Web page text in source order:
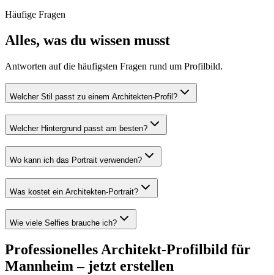
Häufige Fragen
Alles, was du wissen musst
Antworten auf die häufigsten Fragen rund um Profilbild.
Welcher Stil passt zu einem Architekten-Profil?
Welcher Hintergrund passt am besten?
Wo kann ich das Portrait verwenden?
Was kostet ein Architekten-Portrait?
Wie viele Selfies brauche ich?
Professionelles Architekt-Profilbild für
Mannheim – jetzt erstellen